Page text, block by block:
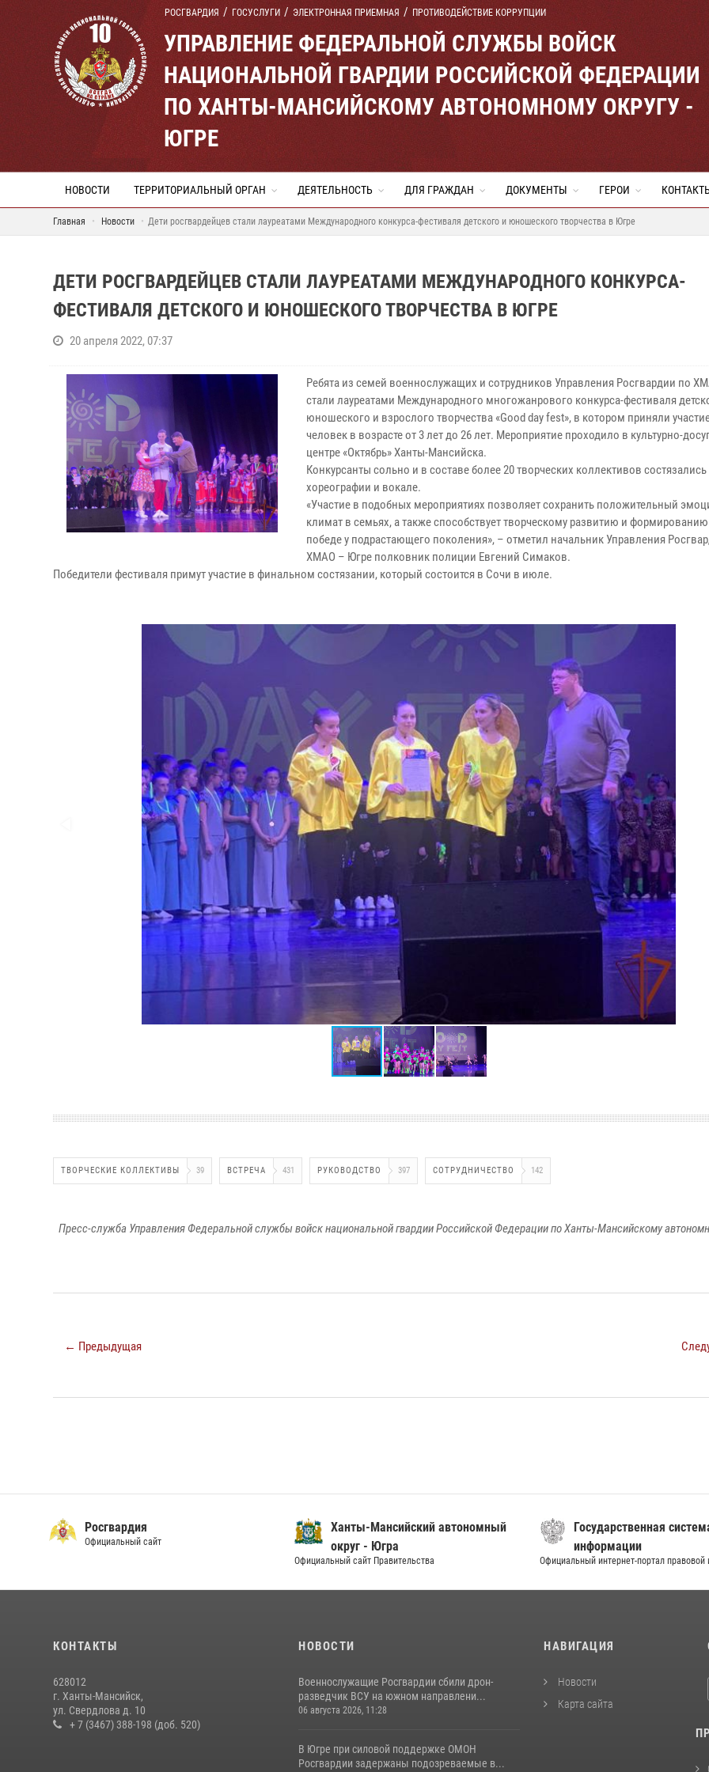
РОСГВАРДИЯ ГОСУСЛУГИ ЭЛЕКТРОННАЯ ПРИЕМНАЯ ПРОТИВОДЕЙСТВИЕ КОРРУПЦИИ
УПРАВЛЕНИЕ ФЕДЕРАЛЬНОЙ СЛУЖБЫ ВОЙСК
НАЦИОНАЛЬНОЙ ГВАРДИИ РОССИЙСКОЙ ФЕДЕРАЦИИ
ПО ХАНТЫ-МАНСИЙСКОМУ АВТОНОМНОМУ ОКРУГУ -
ЮГРЕ
НОВОСТИ ТЕРРИТОРИАЛЬНЫЙ ОРГАН ДЕЯТЕЛЬНОСТЬ ДЛЯ ГРАЖДАН ДОКУМЕНТЫ ГЕРОИ
Главная Новости Дети росгвардейцев стали лауреатами Международного конкурса-фестиваля детского и юношеского творчества в Югре
ДЕТИ РОСГВАРДЕЙЦЕВ СТАЛИ ЛАУРЕАТАМИ МЕЖДУНАРОДНОГО КОНКУРСА-
ФЕСТИВАЛЯ ДЕТСКОГО И ЮНОШЕСКОГО ТВОРЧЕСТВА В ЮГРЕ
20 апреля 2022, 07:37
Ребята из семей военнослужащих и сотрудников Управления Росгвардии по
стали лауреатами Международного многожанрового конкурса-фестиваля
юношеского и взрослого творчества «Good day fest», в котором приняли
человек в возрасте от 3 лет до 26 лет. Мероприятие проходило в культурно-
центре «Октябрь» Ханты-Мансийска.
Конкурсанты сольно и в составе более 20 творческих коллективов состязались
хореографии и вокале.
«Участие в подобных мероприятиях позволяет сохранить положительный
климат в семьях, а также способствует творческому развитию и
победе у подрастающего поколения», – отметил начальник Управления
ХМАО – Югре полковник полиции Евгений Симаков.
Победители фестиваля примут участие в финальном состязании, который состоится в Сочи в июле.
ТВОРЧЕСКИЕ КОЛЛЕКТИВЫ 39 ВСТРЕЧА 431 РУКОВОДСТВО 397 СОТРУДНИЧЕСТВО 142
Пресс-служба Управления Федеральной службы войск национальной гвардии Российской Федерации по Ханты-Мансийскому
← Предыдущая
Росгвардия
Официальный сайт
Ханты-Мансийский автономный
округ - Югра
Официальный сайт Правительства
Государственная
информации
Официальный интернет-портал
КОНТАКТЫ
628012
г. Ханты-Мансийск,
ул. Свердлова д. 10
+ 7 (3467) 388-198 (доб. 520)
НОВОСТИ
Военнослужащие Росгвардии сбили дрон-
разведчик ВСУ на южном направлени...
06 августа 2026, 11:28
В Югре при силовой поддержке ОМОН
Росгвардии задержаны подозреваемые в...
НАВИГАЦИЯ
Новости
Карта сайта